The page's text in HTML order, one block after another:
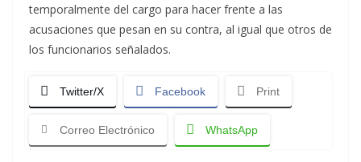
temporalmente del cargo para hacer frente a las
acusaciones que pesan en su contra, al igual que otros de
los funcionarios señalados.
Twitter/X Facebook Print
Correo Electrónico WhatsApp